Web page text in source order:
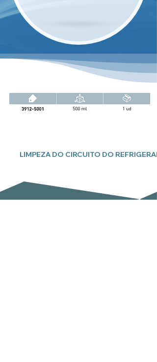
LIMPEZA DO CIRCUITO DO